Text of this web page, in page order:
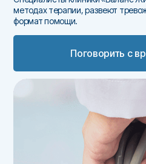
Поговорить с
методах терапии, развеют
формат помощи.